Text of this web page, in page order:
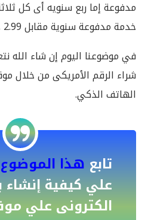
خدمة مدفوعة سنوية مقابل 2.99 دولار.
في موضوعنا اليوم إن شاء الله
شراء الرقم الأمريكى من خلال
الهاتف الذكي.
تابعهذا الموضوع
علي كيفية إنشاء
الكترونى علي